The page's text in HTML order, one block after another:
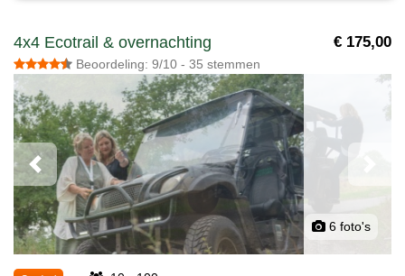
4x4 Ecotrail & overnachting € 175,00
Beoordeling: 9/10 - 35 stemmen
6 foto's
Previous